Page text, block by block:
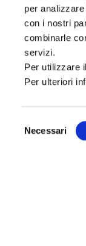
per
con i nostri
combinarle
servizi.
Per utilizzare
Per ulteriori
del
Necessari
PALAZZO DEL
Via Mancini, 24 –
Tel: 0541.966697 /
Privacy Policy